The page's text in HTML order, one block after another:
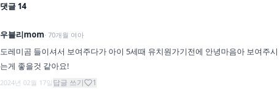
댓글 14
우블리mom· 70개월 여아
도레미곰 들이셔서 보여주다가 아이 5세때 유치원가기전에 안녕마음아 보여주시
는게 좋을것 같아요!
2024년 02월 17일 답글 쓰기 1